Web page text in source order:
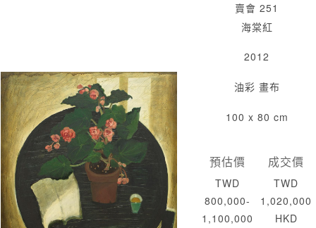
賣會 251
海棠紅
2012
油彩 畫布
100 x 80 cm
預估價
TWD
800,000-
1,100,000
成交價
TWD
1,020,000
HKD